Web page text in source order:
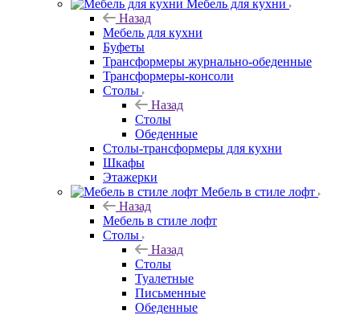
Мебель для кухни
Назад
Мебель для кухни
Буфеты
Трансформеры журнально-обеденные
Трансформеры-консоли
Столы
Назад
Столы
Обеденные
Столы-трансформеры для кухни
Шкафы
Этажерки
Мебель в стиле лофт
Назад
Мебель в стиле лофт
Столы
Назад
Столы
Туалетные
Письменные
Обеденные